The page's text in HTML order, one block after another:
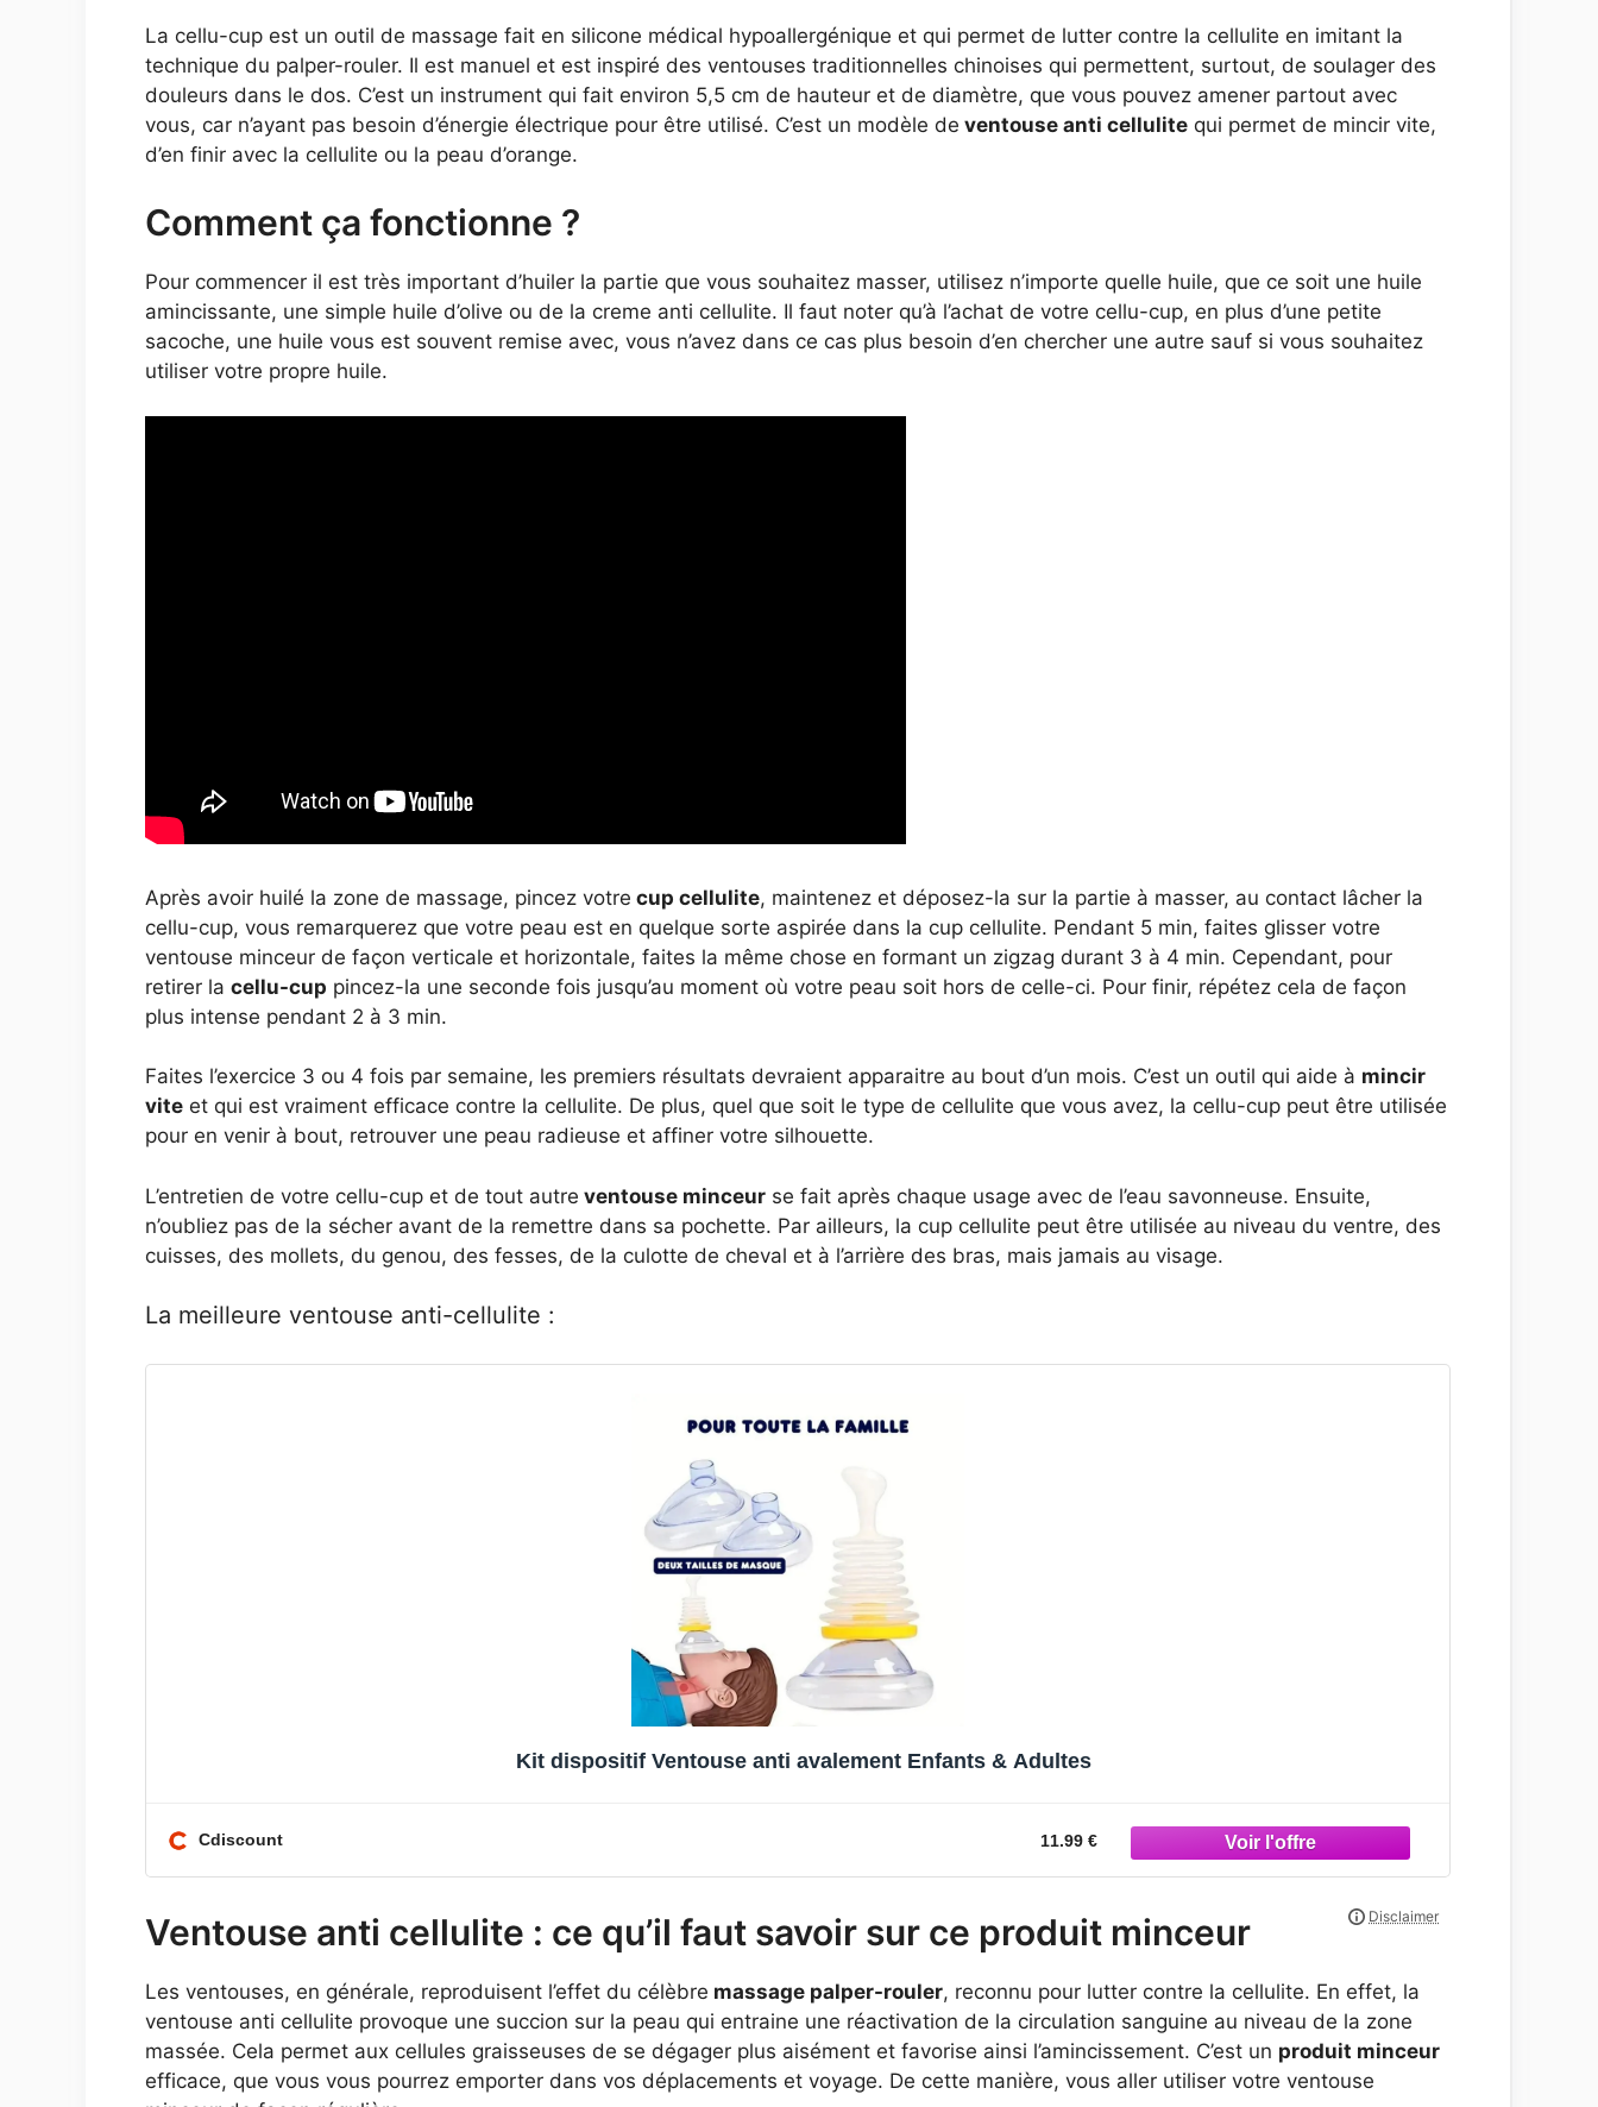
La cellu-cup est un outil de massage fait en silicone médical hypoallergénique et qui permet de lutter contre la cellulite en imitant la
technique du palper-rouler. Il est manuel et est inspiré des ventouses traditionnelles chinoises qui permettent, surtout, de soulager des
douleurs dans le dos. C’est un instrument qui fait environ 5,5 cm de hauteur et de diamètre, que vous pouvez amener partout avec
vous, car n’ayant pas besoin d’énergie électrique pour être utilisé. C’est un modèle de ventouse anti cellulite qui permet de mincir vite,
d’en finir avec la cellulite ou la peau d’orange.
Comment ça fonctionne ?
Pour commencer il est très important d’huiler la partie que vous souhaitez masser, utilisez n’importe quelle huile, que ce soit une huile
amincissante, une simple huile d’olive ou de la creme anti cellulite. Il faut noter qu’à l’achat de votre cellu-cup, en plus d’une petite
sacoche, une huile vous est souvent remise avec, vous n’avez dans ce cas plus besoin d’en chercher une autre sauf si vous souhaitez
utiliser votre propre huile.
Après avoir huilé la zone de massage, pincez votre cup cellulite, maintenez et déposez-la sur la partie à masser, au contact lâcher la
cellu-cup, vous remarquerez que votre peau est en quelque sorte aspirée dans la cup cellulite. Pendant 5 min, faites glisser votre
ventouse minceur de façon verticale et horizontale, faites la même chose en formant un zigzag durant 3 à 4 min. Cependant, pour
retirer la cellu-cup pincez-la une seconde fois jusqu’au moment où votre peau soit hors de celle-ci. Pour finir, répétez cela de façon
plus intense pendant 2 à 3 min.
Faites l’exercice 3 ou 4 fois par semaine, les premiers résultats devraient apparaitre au bout d’un mois. C’est un outil qui aide à mincir
vite et qui est vraiment efficace contre la cellulite. De plus, quel que soit le type de cellulite que vous avez, la cellu-cup peut être utilisée
pour en venir à bout, retrouver une peau radieuse et affiner votre silhouette.
L’entretien de votre cellu-cup et de tout autre ventouse minceur se fait après chaque usage avec de l’eau savonneuse. Ensuite,
n’oubliez pas de la sécher avant de la remettre dans sa pochette. Par ailleurs, la cup cellulite peut être utilisée au niveau du ventre, des
cuisses, des mollets, du genou, des fesses, de la culotte de cheval et à l’arrière des bras, mais jamais au visage.
La meilleure ventouse anti-cellulite :
Kit dispositif Ventouse anti avalement Enfants & Adultes
Cdiscount 11.99 €
Ventouse anti cellulite : ce qu’il faut savoir sur ce produit minceur
Les ventouses, en générale, reproduisent l’effet du célèbre massage palper-rouler, reconnu pour lutter contre la cellulite. En effet, la
ventouse anti cellulite provoque une succion sur la peau qui entraine une réactivation de la circulation sanguine au niveau de la zone
massée. Cela permet aux cellules graisseuses de se dégager plus aisément et favorise ainsi l’amincissement. C’est un produit minceur
efficace, que vous vous pourrez emporter dans vos déplacements et voyage. De cette manière, vous aller utiliser votre ventouse